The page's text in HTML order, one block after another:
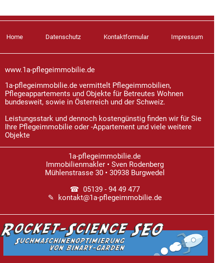
Home Datenschutz Kontaktformular Impressum
www.1a-pflegeimmobilie.de
1a-pflegeimmobilie.de vermittelt Pflegeimmobilien,
Pflegeappartements und Objekte für Betreutes Wohnen
bundesweit, sowie in Österreich und der Schweiz.
Leistungsstark und dennoch kostengünstig finden wir für Sie
Ihre Pflegeimmobilie oder -Appartement und viele weitere
Objekte
1a-pflegeimmobilie.de
Immobilienmakler • Sven Rodenberg
Mühlenstrasse 30 • 30938 Burgwedel
☎ 05139 - 94 49 477
✎ kontakt@1a-pflegeimmobilie.de